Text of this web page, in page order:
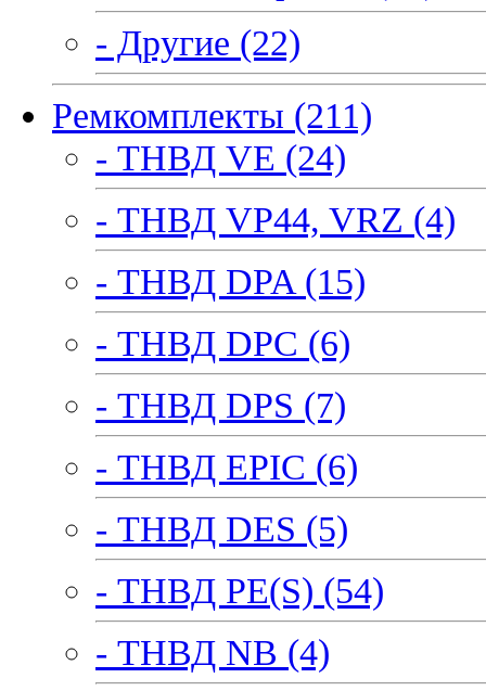
- Другие (22)
Ремкомплекты (211)
- ТНВД VE (24)
- ТНВД VP44, VRZ (4)
- ТНВД DPA (15)
- ТНВД DPC (6)
- ТНВД DPS (7)
- ТНВД EPIC (6)
- ТНВД DES (5)
- ТНВД PE(S) (54)
- ТНВД NB (4)